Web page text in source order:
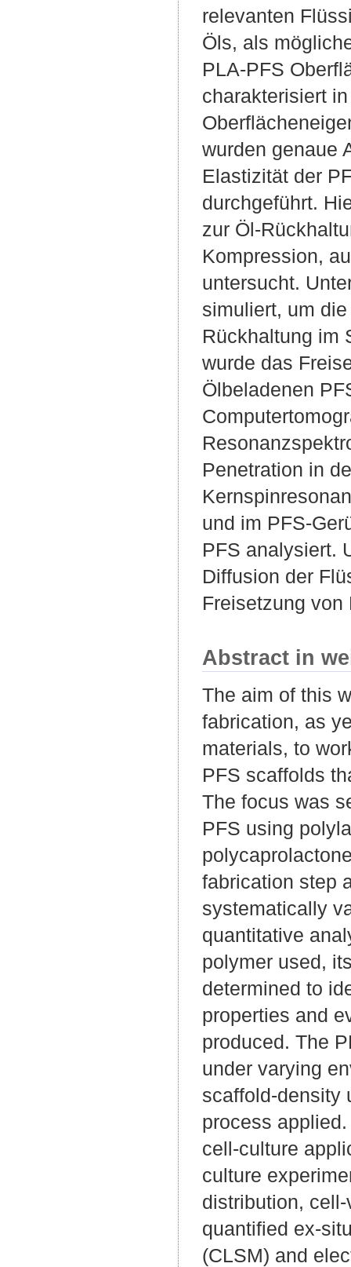
relevanten
Öls, als
PLA-PFS
charakterisiert
wurden genaue
Elastizität der
durchgeführt.
zur Öl-
Kompression,
untersucht.
simuliert, um
Rückhaltung im
wurde das
Ölbeladenen
Penetration in
und im PFS-
PFS analysiert.
Diffusion der
Freisetzung
Abstract in
The aim of this
fabrication, as
materials, to
PFS scaffolds
The focus was
PFS using
fabrication step
systematically
quantitative
polymer used,
determined to
properties and
produced. The
under varying
scaffold-density
process
cell-culture
culture
distribution,
quantified ex-
(CLSM) and